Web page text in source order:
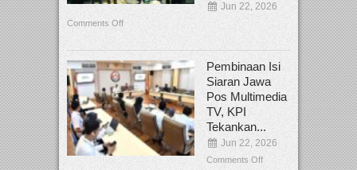
Jun 22, 2026
Comments Off
Pembinaan Isi
Siaran Jawa
Pos Multimedia
TV, KPI
Tekankan...
Jun 22, 2026
Comments Off